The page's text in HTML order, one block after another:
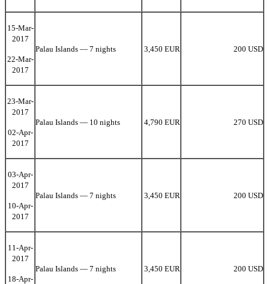
15-Mar-
2017
22-Mar-
2017
Palau Islands — 7 nights 3,450 EUR 200 USD
23-Mar-
2017
02-Apr-
2017
Palau Islands — 10 nights 4,790 EUR 270 USD
03-Apr-
2017
10-Apr-
2017
Palau Islands — 7 nights 3,450 EUR 200 USD
11-Apr-
2017
18-Apr-
Palau Islands — 7 nights 3,450 EUR 200 USD